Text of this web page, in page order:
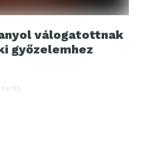
válogatottnak
győzelemhez